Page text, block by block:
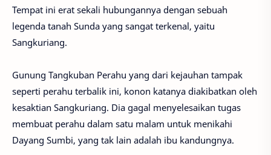
Tempat ini erat sekali hubungannya dengan sebuah
legenda tanah Sunda yang sangat terkenal, yaitu
Sangkuriang.
Gunung Tangkuban Perahu yang dari kejauhan tampak
seperti perahu terbalik ini, konon katanya diakibatkan oleh
kesaktian Sangkuriang. Dia gagal menyelesaikan tugas
membuat perahu dalam satu malam untuk menikahi
Dayang Sumbi, yang tak lain adalah ibu kandungnya.